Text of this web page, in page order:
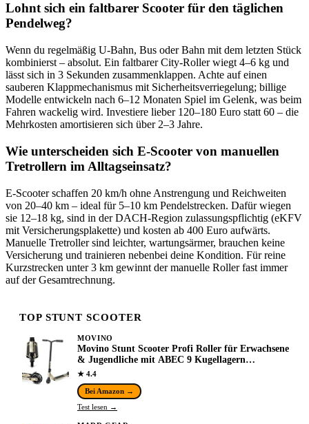
Lohnt sich ein faltbarer Scooter für den täglichen
Pendelweg?
Wenn du regelmäßig U-Bahn, Bus oder Bahn mit dem letzten Stück
kombinierst – absolut. Ein faltbarer City-Roller wiegt 4–6 kg und
lässt sich in 3 Sekunden zusammenklappen. Achte auf einen
sauberen Klappmechanismus mit Sicherheitsverriegelung; billige
Modelle entwickeln nach 6–12 Monaten Spiel im Gelenk, was beim
Fahren wackelig wird. Investiere lieber 120–180 Euro statt 60 – die
Mehrkosten amortisieren sich über 2–3 Jahre.
Wie unterscheiden sich E-Scooter von manuellen
Tretrollern im Alltagseinsatz?
E-Scooter schaffen 20 km/h ohne Anstrengung und Reichweiten
von 20–40 km – ideal für 5–10 km Pendelstrecken. Dafür wiegen
sie 12–18 kg, sind in der DACH-Region zulassungspflichtig (eKFV
mit Versicherungsplakette) und kosten ab 400 Euro aufwärts.
Manuelle Tretroller sind leichter, wartungsärmer, brauchen keine
Versicherung und trainieren nebenbei deine Kondition. Für reine
Kurzstrecken unter 3 km gewinnt der manuelle Roller fast immer
auf der Gesamtrechnung.
TOP STUNT SCOOTER
MOVINO
Movino Stunt Scooter Profi Roller für Erwachsene
& Jugendliche mit ABEC 9 Kugellagern
Kickscooter mit 100mm Rad 6061 Aluminium-
Deck Gewic…
★ 4.4
Bei Amazon →
Test lesen →